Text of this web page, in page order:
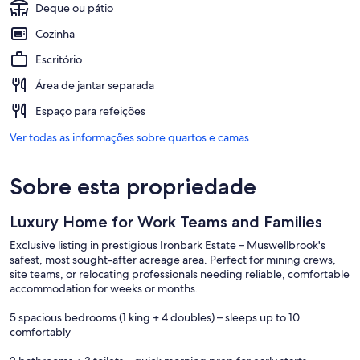
Deque ou pátio
Cozinha
Escritório
Área de jantar separada
Espaço para refeições
Ver todas as informações sobre quartos e camas
Sobre esta propriedade
Luxury Home for Work Teams and Families
Exclusive listing in prestigious Ironbark Estate – Muswellbrook's
safest, most sought-after acreage area. Perfect for mining crews,
site teams, or relocating professionals needing reliable, comfortable
accommodation for weeks or months.
5 spacious bedrooms (1 king + 4 doubles) – sleeps up to 10
comfortably